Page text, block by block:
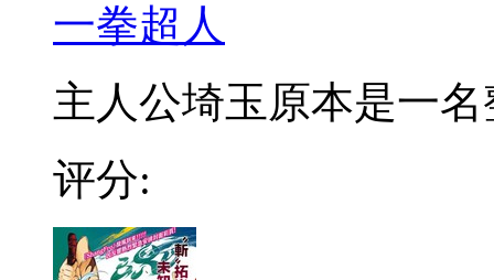
一拳超人
主人公埼玉原本是一名
评分: